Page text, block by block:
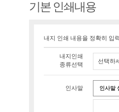
기본 인쇄내용
내지 인쇄 내용을 정확히 입
내지인쇄
종류선택
선택하
인사말 인사말